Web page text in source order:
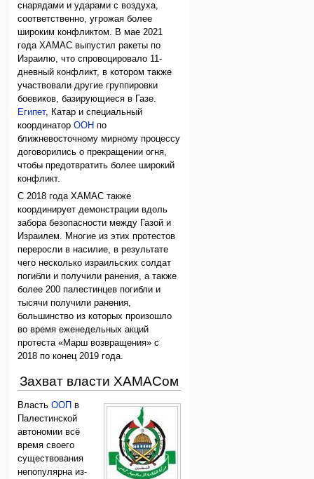
снарядами и ударами с воздуха,
соответственно, угрожая более
широким конфликтом. В мае 2021
года ХАМАС выпустил ракеты по
Израилю, что спровоцировало 11-
дневный конфликт, в котором также
участвовали другие группировки
боевиков, базирующиеся в Газе.
Египет, Катар и специальный
координаторООН по
ближневосточному мирному процессу
договорились о прекращении огня,
чтобы предотвратить более широкий
конфликт.
С 2018 года ХАМАС также
координирует демонстрации вдоль
забора безопасности между Газой и
Израилем. Многие из этих протестов
переросли в насилие, в результате
чего несколько израильских солдат
погибли и получили ранения, а также
более 200 палестинцев погибли и
тысячи получили ранения,
большинство из которых произошло
во время еженедельных акций
протеста «Марш возвращения» с
2018 по конец 2019 года.
Захват власти ХАМАСом
ВластьООП в
Палестинской
автономии всё
время своего
существования
непопулярна из-